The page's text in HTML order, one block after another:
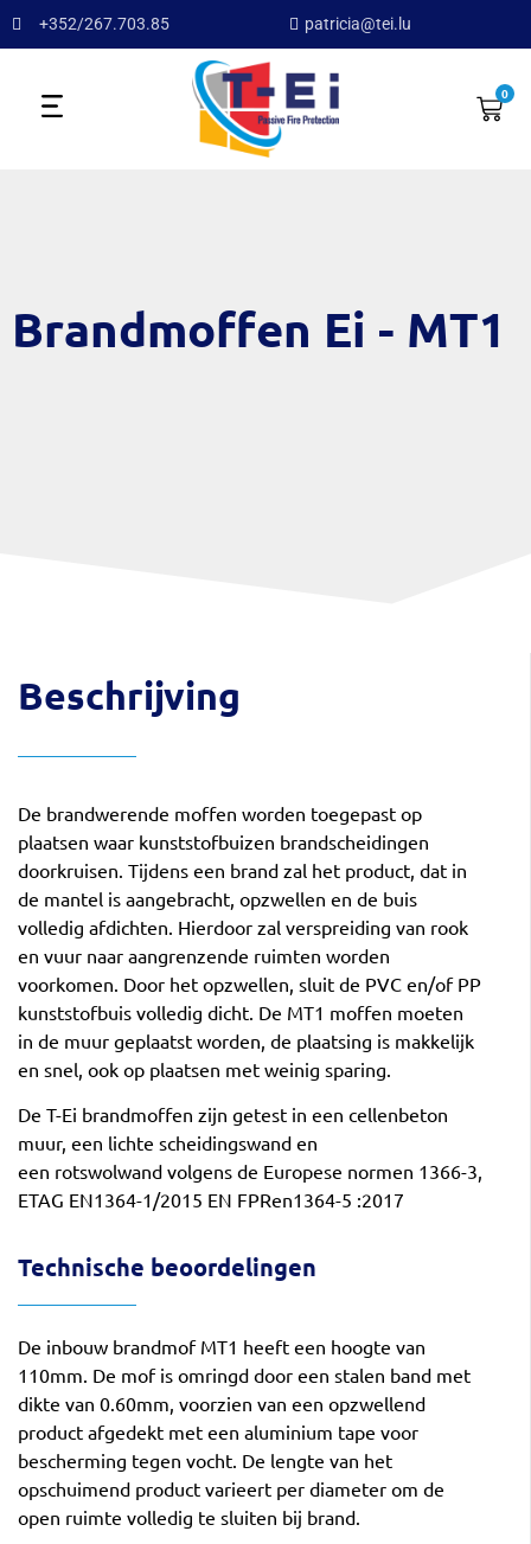
+352/267.703.85 patricia@tei.lu
0
Brandmoffen Ei - MT1
Beschrijving
De brandwerende moffen worden toegepast op
plaatsen waar kunststofbuizen brandscheidingen
doorkruisen. Tijdens een brand zal het product, dat in
de mantel is aangebracht, opzwellen en de buis
volledig afdichten. Hierdoor zal verspreiding van rook
en vuur naar aangrenzende ruimten worden
voorkomen. Door het opzwellen, sluit de PVC en/of PP
kunststofbuis volledig dicht. De MT1 moffen moeten
in de muur geplaatst worden, de plaatsing is makkelijk
en snel, ook op plaatsen met weinig sparing.
De T-Ei brandmoffen zijn getest in een cellenbeton
muur, een lichte scheidingswand en
een rotswolwand volgens de Europese normen 1366-3,
ETAG EN1364-1/2015 EN FPRen1364-5 :2017
Technische beoordelingen
De inbouw brandmof MT1 heeft een hoogte van
110mm. De mof is omringd door een stalen band met
dikte van 0.60mm, voorzien van een opzwellend
product afgedekt met een aluminium tape voor
bescherming tegen vocht. De lengte van het
opschuimend product varieert per diameter om de
open ruimte volledig te sluiten bij brand.